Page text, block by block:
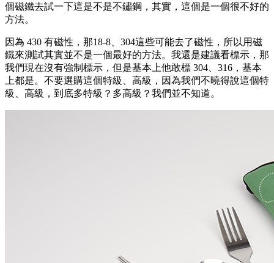
個磁鐵去試一下這是不是不鏽鋼，其實，這個是一個很不好的
方法。
因為 430 有磁性，那18-8、304這些可能去了磁性，所以用磁
鐵來測試其實並不是一個最好的方法。我還是建議看標示，那
我們現在沒有強制標示，但是基本上他敢標 304、316，基本
上都是。不要選購這個特級、高級，因為我們不曉得說這個特
級、高級，到底多特級？多高級？我們並不知道。